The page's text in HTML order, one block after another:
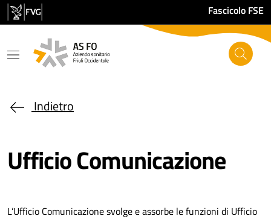
Salta al contenuto principale Fascicolo FSE
Indietro
Ufficio Comunicazione
L’Ufficio Comunicazione svolge e assorbe le funzioni di Ufficio